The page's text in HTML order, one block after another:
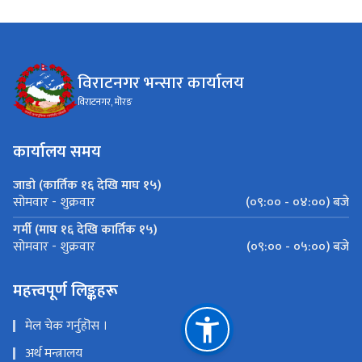
विराटनगर भन्सार कार्यालय
विराटनगर, मॊरङ
कार्यालय समय
जाडो (कार्तिक १६ देखि माघ १५)
सोमवार - शुक्रवार
(०९:०० - ०४:००) बजे
गर्मी (माघ १६ देखि कार्तिक १५)
सोमवार - शुक्रवार (०९:०० - ०५:००) बजे
महत्त्वपूर्ण लिङ्कहरू
मेल चेक गर्नुहॊस ।
अर्थ मन्त्रालय